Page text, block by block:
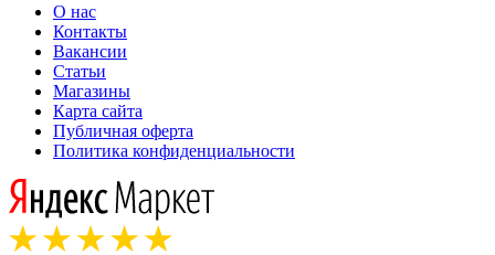
О нас
Контакты
Вакансии
Статьи
Магазины
Карта сайта
Публичная оферта
Политика конфиденциальности